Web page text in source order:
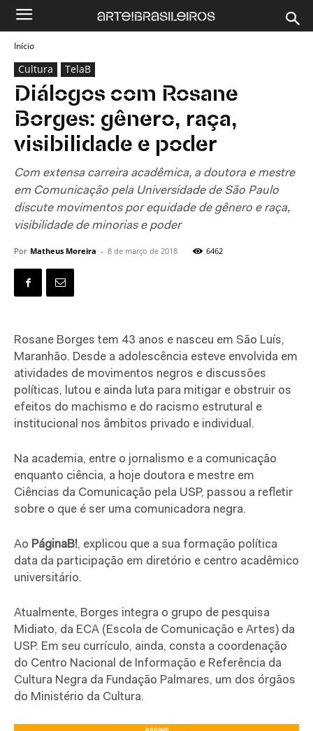
Início
Cultura TelaB
Diálogos com Rosane
Borges: gênero, raça,
visibilidade e poder
Com extensa carreira acadêmica, a doutora e mestre
em Comunicação pela Universidade de São Paulo
discute movimentos por equidade de gênero e raça,
visibilidade de minorias e poder
Por Matheus Moreira - 8 de março de 2018 6462
Rosane Borges tem 43 anos e nasceu em São Luís,
Maranhão. Desde a adolescência esteve envolvida em
atividades de movimentos negros e discussões
políticas, lutou e ainda luta para mitigar e obstruir os
efeitos do machismo e do racismo estrutural e
institucional nos âmbitos privado e individual.
Na academia, entre o jornalismo e a comunicação
enquanto ciência, a hoje doutora e mestre em
Ciências da Comunicação pela USP, passou a refletir
sobre o que é ser uma comunicadora negra.
Ao PáginaB!, explicou que a sua formação política
data da participação em diretório e centro acadêmico
universitário.
Atualmente, Borges integra o grupo de pesquisa
Midiato, da ECA (Escola de Comunicação e Artes) da
USP. Em seu currículo, ainda, consta a coordenação
do Centro Nacional de Informação e Referência da
Cultura Negra da Fundação Palmares, um dos órgãos
do Ministério da Cultura.